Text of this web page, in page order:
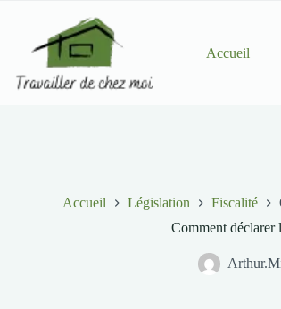
Accueil
Accueil Législation Fiscalité
Comment déclarer